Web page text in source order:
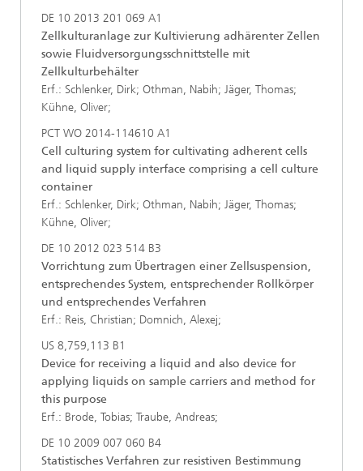
DE 10 2013 201 069 A1
Zellkulturanlage zur Kultivierung adhärenter Zellen
sowie Fluidversorgungsschnittstelle mit
Zellkulturbehälter
Erf.: Schlenker, Dirk; Othman, Nabih; Jäger, Thomas;
Kühne, Oliver;
PCT WO 2014-114610 A1
Cell culturing system for cultivating adherent cells
and liquid supply interface comprising a cell culture
container
Erf.: Schlenker, Dirk; Othman, Nabih; Jäger, Thomas;
Kühne, Oliver;
DE 10 2012 023 514 B3
Vorrichtung zum Übertragen einer Zellsuspension,
entsprechendes System, entsprechender Rollkörper
und entsprechendes Verfahren
Erf.: Reis, Christian; Domnich, Alexej;
US 8,759,113 B1
Device for receiving a liquid and also device for
applying liquids on sample carriers and method for
this purpose
Erf.: Brode, Tobias; Traube, Andreas;
DE 10 2009 007 060 B4
Statistisches Verfahren zur resistiven Bestimmung